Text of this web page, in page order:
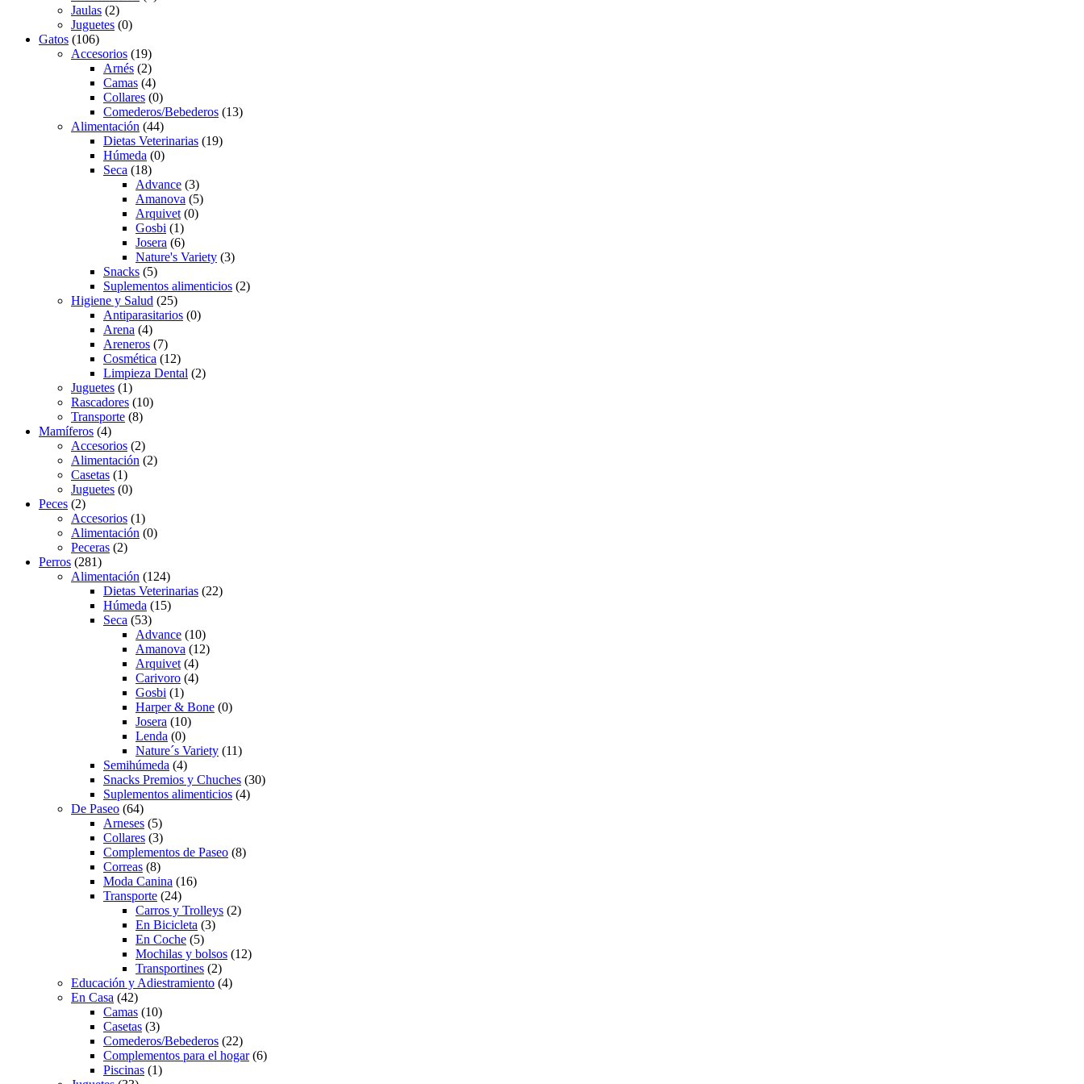
Jaulas (2)
Juguetes (0)
Gatos (106)
Accesorios (19)
Arnés (2)
Camas (4)
Collares (0)
Comederos/Bebederos (13)
Alimentación (44)
Dietas Veterinarias (19)
Húmeda (0)
Seca (18)
Advance (3)
Amanova (5)
Arquivet (0)
Gosbi (1)
Josera (6)
Nature's Variety (3)
Snacks (5)
Suplementos alimenticios (2)
Higiene y Salud (25)
Antiparasitarios (0)
Arena (4)
Areneros (7)
Cosmética (12)
Limpieza Dental (2)
Juguetes (1)
Rascadores (10)
Transporte (8)
Mamíferos (4)
Accesorios (2)
Alimentación (2)
Casetas (1)
Juguetes (0)
Peces (2)
Accesorios (1)
Alimentación (0)
Peceras (2)
Perros (281)
Alimentación (124)
Dietas Veterinarias (22)
Húmeda (15)
Seca (53)
Advance (10)
Amanova (12)
Arquivet (4)
Carivoro (4)
Gosbi (1)
Harper & Bone (0)
Josera (10)
Lenda (0)
Nature´s Variety (11)
Semihúmeda (4)
Snacks Premios y Chuches (30)
Suplementos alimenticios (4)
De Paseo (64)
Arneses (5)
Collares (3)
Complementos de Paseo (8)
Correas (8)
Moda Canina (16)
Transporte (24)
Carros y Trolleys (2)
En Bicicleta (3)
En Coche (5)
Mochilas y bolsos (12)
Transportines (2)
Educación y Adiestramiento (4)
En Casa (42)
Camas (10)
Casetas (3)
Comederos/Bebederos (22)
Complementos para el hogar (6)
Piscinas (1)